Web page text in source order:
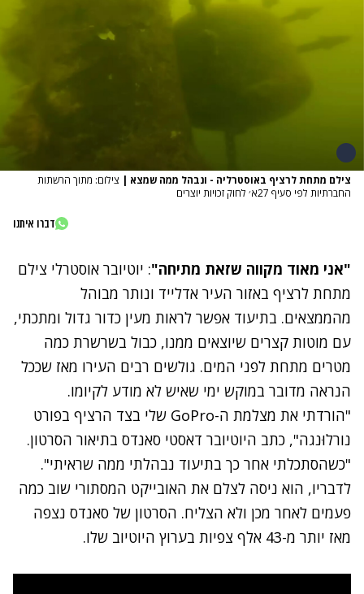
צילם מתחת לרציף באוסטרליה - ונבהל ממה שמצא | צילום: מתוך הרשתות
החברתיות לפי סעיף 27א׳ לחוק זכויות יוצרים
דברו איתנו
"אני מאוד מקווה שזאת מתיחה": יוטיובר אוסטרלי צילם
מתחת לרציף באזור העיר אדלייד ונותר מבוהל
מהממצאים. בתיעוד אפשר לראות מעין כדור גדול ומתכתי,
עם מוטות קצרים שיוצאים ממנו, כבול בשרשרת כמה
מטרים מתחת לפני המים. גולשים רבים העירו מאז שככל
הנראה מדובר במוקש ימי שאיש לא מודע לקיומו.
"הורדתי את מצלמת ה-GoPro שלי בצד הרציף בפורט
נורלוּנגה", כתב היוטיובר דאסטי סאנדס בתיאור הסרטון.
"כשהסתכלתי אחר כך בתיעוד נבהלתי ממה שראיתי".
לדבריו, הוא ניסה לצלם את האובייקט המסתורי שוב כמה
פעמים לאחר מכן ולא הצליח. הסרטון של סאנדס נצפה
מאז יותר מ-43 אלף צפיות בערוץ היוטיוב שלו.